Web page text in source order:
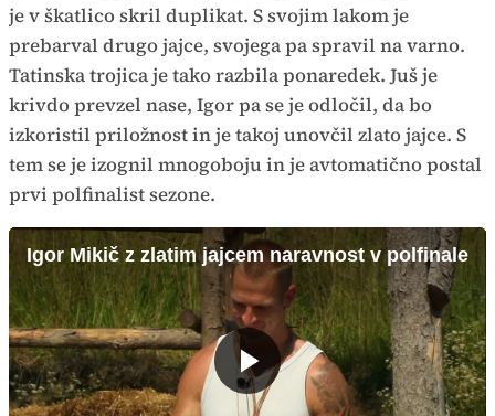
je v škatlico skril duplikat. S svojim lakom je
prebarval drugo jajce, svojega pa spravil na varno.
Tatinska trojica je tako razbila ponaredek. Juš je
krivdo prevzel nase, Igor pa se je odločil, da bo
izkoristil priložnost in je takoj unovčil zlato jajce. S
tem se je izognil mnogoboju in je avtomatično postal
prvi polfinalist sezone.
Igor Mikič z zlatim jajcem naravnost v polfinale